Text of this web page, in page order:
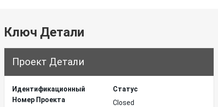
Ключ Детали
Проект Детали
Идентификационный
Hомер Проекта
Статус
Closed